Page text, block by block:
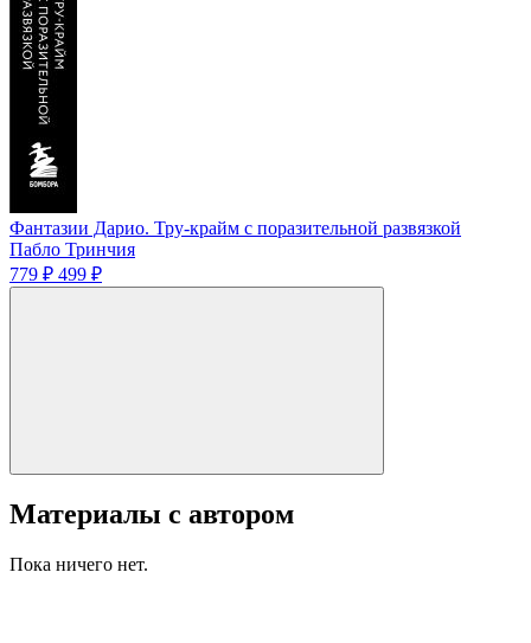
Фантазии Дарио. Тру-крайм с поразительной развязкой
Пабло Тринчия
779 ₽ 499 ₽
Материалы с автором
Пока ничего нет.